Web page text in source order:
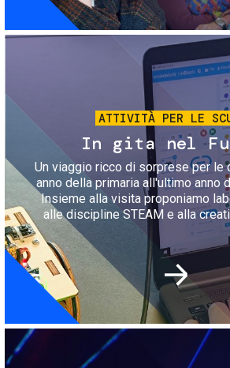
Immagine
ATTIVITÀ PER LE
In gita nel
Un viaggio ricco di sorprese per le
anno della primaria all'ultimo anno
Insieme alla visita proponiamo
alle discipline STEAM e alla
Immagine